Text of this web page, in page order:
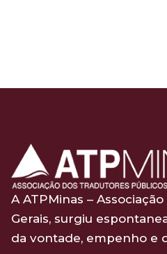
A ATPMinas –
Gerais, surgiu
da vontade, empenho e